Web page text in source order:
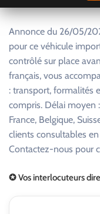
Annonce du 26/05/
pour ce véhicule
contrôlé sur place
français, vous
: transport, formalités
compris. Délai moyen
France, Belgique,
clients consultables
Contactez-nous pour
✪ Vos interlocuteurs